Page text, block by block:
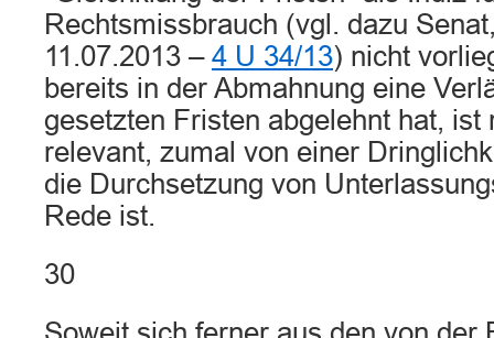
Rechtsmissbrauch (vgl. dazu
11.07.2013 – 4 U 34/13) nicht
bereits in der Abmahnung eine
gesetzten Fristen abgelehnt hat,
relevant, zumal von einer
die Durchsetzung von
Rede ist.
30